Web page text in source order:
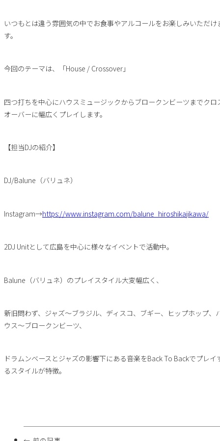
いつもとは違う雰囲気の中でお食事やアルコールをお楽しみいただけ
す。
今回のテーマは、「House / Crossover」
四つ打ちを中心にハウスミュージックからブロークンビーツまでクロ
オーバーに幅広くプレイします。
【担当DJの紹介】
DJ/Balune（バリュネ）
Instagram→https://www.instagram.com/balune_hiroshikajikawa/
2DJ Unitとして広島を中心に様々なイベントで活動中。
Balune（バリュネ）のプレイスタイル大変幅広く、
新旧問わず、ジャズ～ブラジル、ディスコ、ブギー、ヒップホップ、
ウス～ブロークンビーツ、
ドラムンベースとジャズの影響下にある音楽をBack To Backでプレイ
るスタイルが特徴。